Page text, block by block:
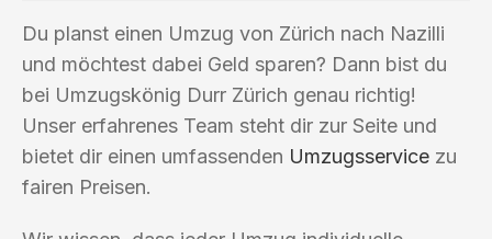
Du planst einen Umzug von Zürich nach Nazilli
und möchtest dabei Geld sparen? Dann bist du
bei Umzugskönig Durr Zürich genau richtig!
Unser erfahrenes Team steht dir zur Seite und
bietet dir einen umfassenden Umzugsservice zu
fairen Preisen.